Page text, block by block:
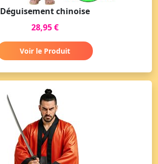
Déguisement chinoise
28,95 €
Voir le Produit